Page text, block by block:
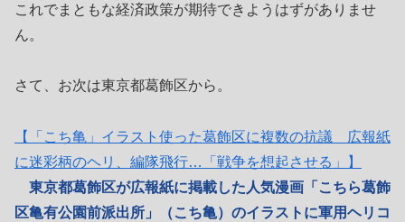
これでまともな経済政策が期待できようはずがありませ
ん。
さて、お次は東京都葛飾区から。
【「こち亀」イラスト使った葛飾区に複数の抗議 広報紙
に迷彩柄のヘリ、編隊飛行…「戦争を想起させる」】
東京都葛飾区が広報紙に掲載した人気漫画「こちら葛飾
区亀有公園前派出所」（こち亀）のイラストに軍用ヘリコ